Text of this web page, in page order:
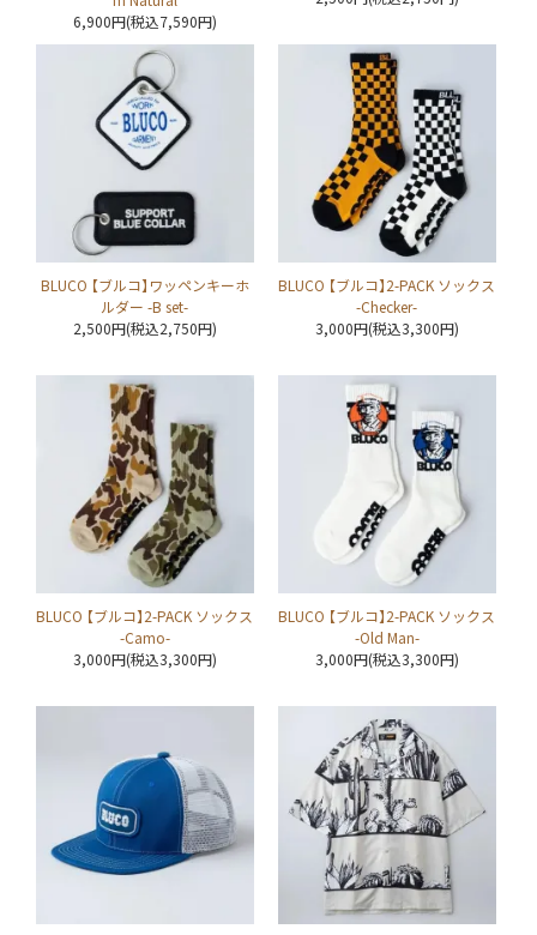
6,900円(税込7,590円)
BLUCO 【ブルコ】ワッペンキーホ
ルダー -B set-
2,500円(税込2,750円)
BLUCO 【ブルコ】2-PACK ソックス
-Checker-
3,000円(税込3,300円)
BLUCO 【ブルコ】2-PACK ソックス
-Camo-
3,000円(税込3,300円)
BLUCO 【ブルコ】2-PACK ソックス
-Old Man-
3,000円(税込3,300円)